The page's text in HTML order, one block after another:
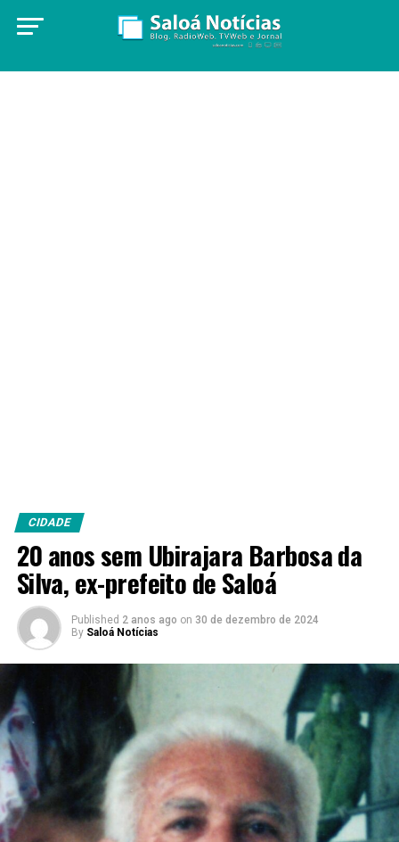
CIDADE
20 anos sem Ubirajara Barbosa da
Silva, ex-prefeito de Saloá
Published 2 anos ago on 30 de dezembro de 2024
By Saloá Notícias